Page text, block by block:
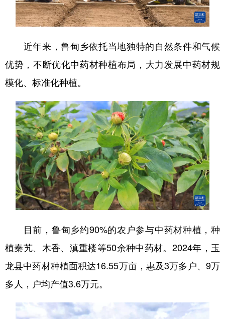
近年来，鲁甸乡依托当地独特的自然条件和气候
优势，不断优化中药材种植布局，大力发展中药材规
模化、标准化种植。
目前，鲁甸乡约90%的农户参与中药材种植，种
植秦艽、木香、滇重楼等50余种中药材。2024年，玉
龙县中药材种植面积达16.55万亩，惠及3万多户、9万
多人，户均产值3.6万元。